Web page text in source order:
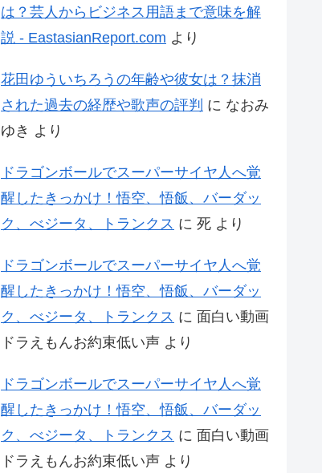
は？芸人からビジネス用語まで意味を解
説 - EastasianReport.com より
花田ゆういちろうの年齢や彼女は？抹消
された過去の経歴や歌声の評判 に なおみ
ゆき より
ドラゴンボールでスーパーサイヤ人へ覚
醒したきっかけ！悟空、悟飯、バーダッ
ク、べジータ、トランクス に 死 より
ドラゴンボールでスーパーサイヤ人へ覚
醒したきっかけ！悟空、悟飯、バーダッ
ク、べジータ、トランクス に 面白い動画
ドラえもんお約束低い声 より
ドラゴンボールでスーパーサイヤ人へ覚
醒したきっかけ！悟空、悟飯、バーダッ
ク、べジータ、トランクス に 面白い動画
ドラえもんお約束低い声 より